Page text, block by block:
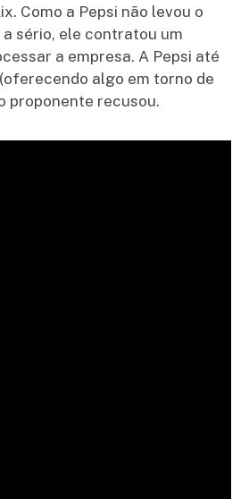
Como a Pepsi não levou o
sério, ele contratou um
a empresa. A Pepsi até
algo em torno de
proponente recusou.